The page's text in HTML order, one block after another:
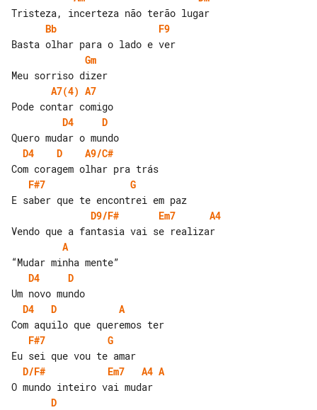
Bb
F9
Gm
A7(4) A7
D4
D
D4
D
A9/C#
F#7
G
D9/F#
Em7
A4
A
D4
D
D4
D
A
F#7
G
D/F#
Em7 A4 A
D